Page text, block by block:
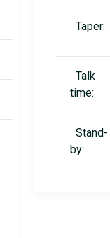
Taper:
Talk
time:
Stand-
by: